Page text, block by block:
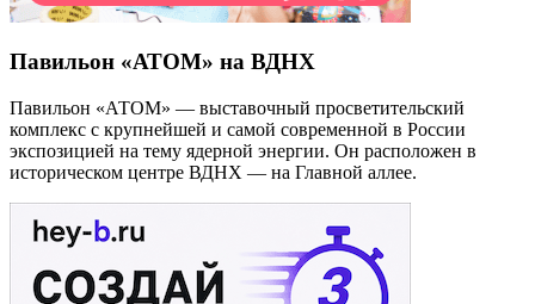
Павильон «АТОМ» на ВДНХ
Павильон «АТОМ» — выставочный просветительский
комплекс с крупнейшей и самой современной в России
экспозицией на тему ядерной энергии. Он расположен в
историческом центре ВДНХ — на Главной аллее.